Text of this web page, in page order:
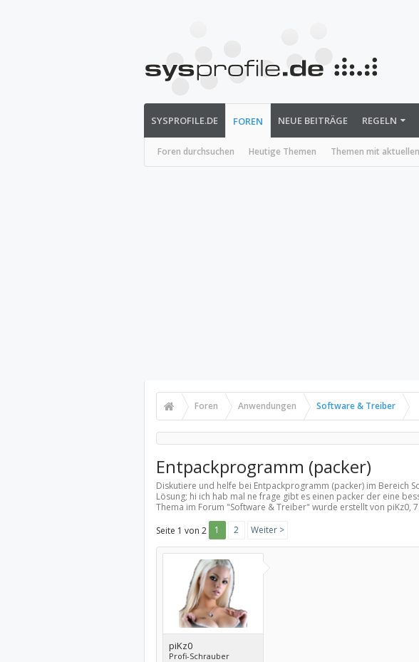
SYSPROFILE.DE FOREN
Foren durchsuchen Heutige Themen Themen mit
NEUE BEITRÄGE REGELN
Foren Anwendungen Software & Treiber
Entpackprogramm (packer)
Diskutiere und helfe bei Entpackprogramm (packer) im Bereich
Lösung; hi ich hab mal ne frage gibt es einen packer der eine
Thema im Forum "Software & Treiber" wurde erstellt von piKz0,
Seite 1 von 2
1 2 Weiter >
piKz0
Profi-Schrauber